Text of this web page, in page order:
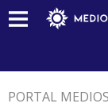
PORTAL